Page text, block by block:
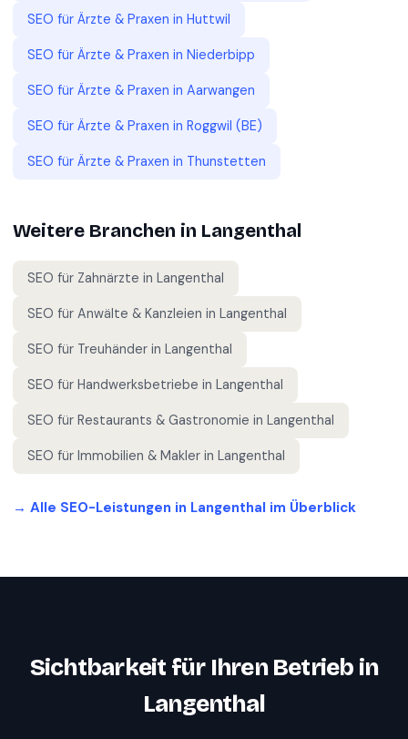
SEO für Ärzte & Praxen in Huttwil
SEO für Ärzte & Praxen in Niederbipp
SEO für Ärzte & Praxen in Aarwangen
SEO für Ärzte & Praxen in Roggwil (BE)
SEO für Ärzte & Praxen in Thunstetten
Weitere Branchen in Langenthal
SEO für Zahnärzte in Langenthal
SEO für Anwälte & Kanzleien in Langenthal
SEO für Treuhänder in Langenthal
SEO für Handwerksbetriebe in Langenthal
SEO für Restaurants & Gastronomie in Langenthal
SEO für Immobilien & Makler in Langenthal
→ Alle SEO-Leistungen in Langenthal im Überblick
Sichtbarkeit für Ihren Betrieb in
Langenthal